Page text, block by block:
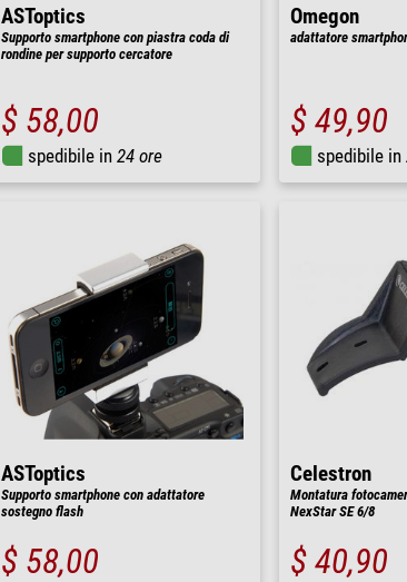
ASToptics
Supporto smartphone con piastra coda di
rondine per supporto cercatore
$ 58,00
spedibile in 24 ore
Omegon
adattatore
$ 49,90
spedibile in
ASToptics
Supporto smartphone con adattatore
sostegno flash
$ 58,00
Celestron
Montatura
NexStar SE 6/8
$ 40,90